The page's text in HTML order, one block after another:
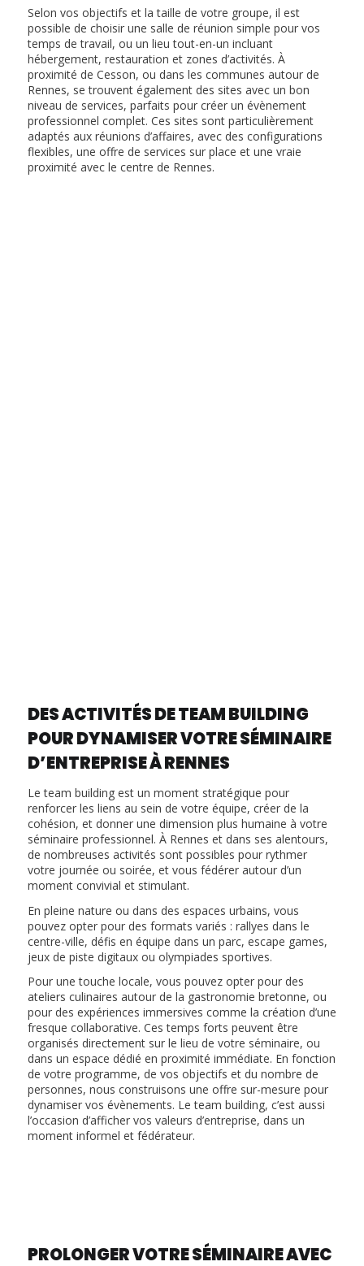
Selon vos objectifs et la taille de votre groupe, il est
possible de choisir une salle de réunion simple pour vos
temps de travail, ou un lieu tout-en-un incluant
hébergement, restauration et zones d’activités. À
proximité de Cesson, ou dans les communes autour de
Rennes, se trouvent également des sites avec un bon
niveau de services, parfaits pour créer un évènement
professionnel complet. Ces sites sont particulièrement
adaptés aux réunions d’affaires, avec des configurations
flexibles, une offre de services sur place et une vraie
proximité avec le centre de Rennes.
DES ACTIVITÉS DE TEAM BUILDING
POUR DYNAMISER VOTRE SÉMINAIRE
D’ENTREPRISE À RENNES
Le team building est un moment stratégique pour
renforcer les liens au sein de votre équipe, créer de la
cohésion, et donner une dimension plus humaine à votre
séminaire professionnel. À Rennes et dans ses alentours,
de nombreuses activités sont possibles pour rythmer
votre journée ou soirée, et vous fédérer autour d’un
moment convivial et stimulant.
En pleine nature ou dans des espaces urbains, vous
pouvez opter pour des formats variés : rallyes dans le
centre-ville, défis en équipe dans un parc, escape games,
jeux de piste digitaux ou olympiades sportives.
Pour une touche locale, vous pouvez opter pour des
ateliers culinaires autour de la gastronomie bretonne, ou
pour des expériences immersives comme la création d’une
fresque collaborative. Ces temps forts peuvent être
organisés directement sur le lieu de votre séminaire, ou
dans un espace dédié en proximité immédiate. En fonction
de votre programme, de vos objectifs et du nombre de
personnes, nous construisons une offre sur-mesure pour
dynamiser vos évènements. Le team building, c’est aussi
l’occasion d’afficher vos valeurs d’entreprise, dans un
moment informel et fédérateur.
PROLONGER VOTRE SÉMINAIRE AVEC